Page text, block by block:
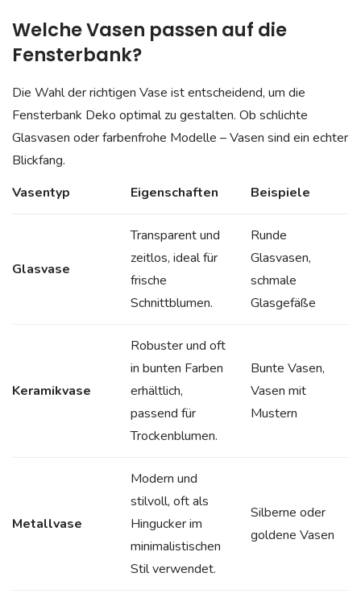
Welche Vasen passen auf die
Fensterbank?
Die Wahl der richtigen Vase ist entscheidend, um die
Fensterbank Deko optimal zu gestalten. Ob schlichte
Glasvasen oder farbenfrohe Modelle – Vasen sind ein echter
Blickfang.
Vasentyp
Eigenschaften Beispiele
Glasvase
Transparent und
zeitlos, ideal für
frische
Schnittblumen.
Runde
Glasvasen,
schmale
Glasgefäße
Keramikvase
Robuster und oft
in bunten Farben
erhältlich,
passend für
Trockenblumen.
Bunte Vasen,
Vasen mit
Mustern
Metallvase
Modern und
stilvoll, oft als
Hingucker im
minimalistischen
Stil verwendet.
Silberne oder
goldene Vasen